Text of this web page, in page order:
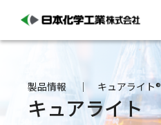
製品情報 キュアライト®
キュアライト